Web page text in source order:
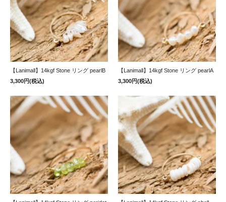
【Lanimall】14kgf Stone リング pearlB
3,300円(税込)
【Lanimall】14kgf Stone リング pearlA
3,300円(税込)